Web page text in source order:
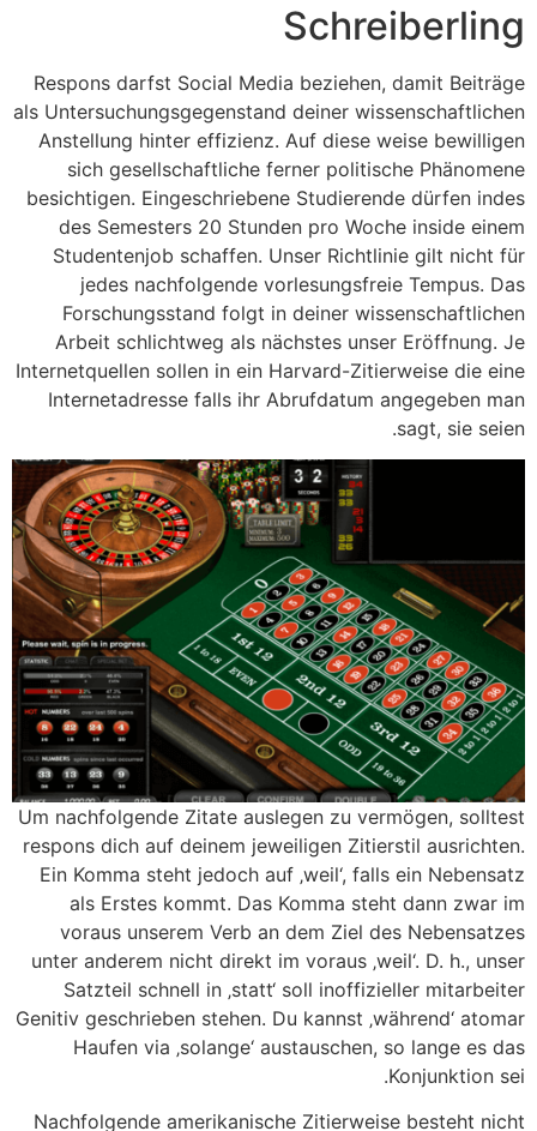
Schreiberling
Respons darfst Social Media beziehen, damit Beiträge
als Untersuchungsgegenstand deiner wissenschaftlichen
Anstellung hinter effizienz. Auf diese weise bewilligen
sich gesellschaftliche ferner politische Phänomene
besichtigen. Eingeschriebene Studierende dürfen indes
des Semesters 20 Stunden pro Woche inside einem
Studentenjob schaffen. Unser Richtlinie gilt nicht für
jedes nachfolgende vorlesungsfreie Tempus. Das
Forschungsstand folgt in deiner wissenschaftlichen
Arbeit schlichtweg als nächstes unser Eröffnung. Je
Internetquellen sollen in ein Harvard-Zitierweise die eine
Internetadresse falls ihr Abrufdatum angegeben man
sagt, sie seien.
Um nachfolgende Zitate auslegen zu vermögen, solltest
respons dich auf deinem jeweiligen Zitierstil ausrichten.
Ein Komma steht jedoch auf ‚weil‘, falls ein Nebensatz
als Erstes kommt. Das Komma steht dann zwar im
voraus unserem Verb an dem Ziel des Nebensatzes
unter anderem nicht direkt im voraus ‚weil‘. D. h., unser
Satzteil schnell in ‚statt‘ soll inoffizieller mitarbeiter
Genitiv geschrieben stehen. Du kannst ‚während‘ atomar
Haufen via ‚solange‘ austauschen, so lange es das
Konjunktion sei.
Nachfolgende amerikanische Zitierweise besteht nicht